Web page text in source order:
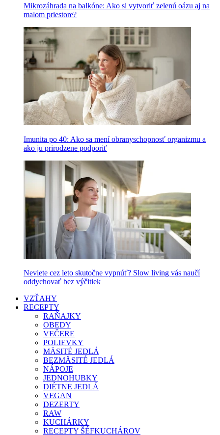
Mikrozáhrada na balkóne: Ako si vytvoriť zelenú oázu aj na
malom priestore?
Imunita po 40: Ako sa mení obranyschopnosť organizmu a
ako ju prirodzene podporiť
Neviete cez leto skutočne vypnúť? Slow living vás naučí
oddychovať bez výčitiek
VZŤAHY
RECEPTY
RAŇAJKY
OBEDY
VEČERE
POLIEVKY
MÄSITÉ JEDLÁ
BEZMÄSITÉ JEDLÁ
NÁPOJE
JEDNOHUBKY
DIÉTNE JEDLÁ
VEGAN
DEZERTY
RAW
KUCHÁRKY
RECEPTY ŠÉFKUCHÁROV